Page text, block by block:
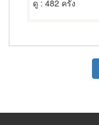
ดู : 482 ครั้ง